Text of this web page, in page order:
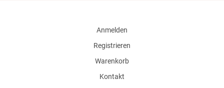
Anmelden
Registrieren
Warenkorb
Kontakt